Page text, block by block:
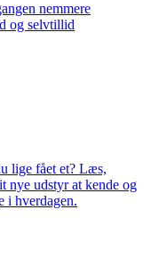
nemmere
og selvtillid
lige fået et? Læs,
nye udstyr at kende og
i hverdagen.